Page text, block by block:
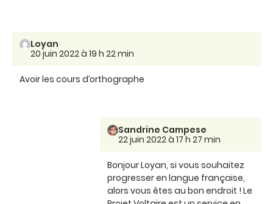
Loyan
20 juin 2022 à 19 h 22 min
Avoir les cours d’orthographe
Sandrine Campese
22 juin 2022 à 17 h 27 min
Bonjour Loyan, si vous souhaitez
progresser en langue française,
alors vous êtes au bon endroit ! Le